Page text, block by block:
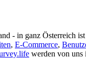
- in ganz Österreich
, E-Commerce,
werden von uns